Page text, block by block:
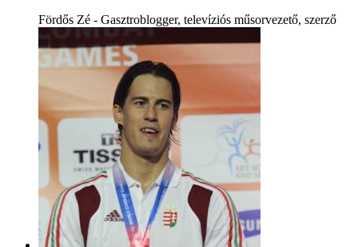
Fördős Zé - Gasztroblogger, televíziós műsorvezető, szerző